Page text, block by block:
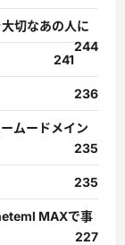
切なあの人に
244
241
236
ムードメイン
235
235
MAXで事
227